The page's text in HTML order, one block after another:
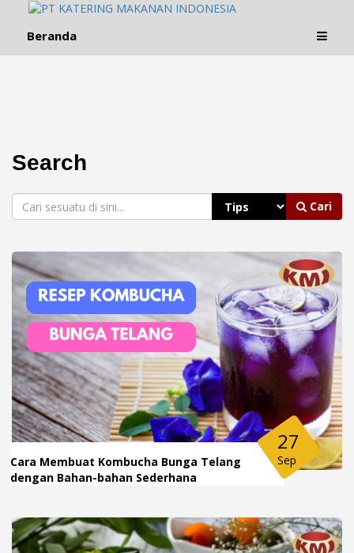
Beranda
Search
Cari
Cara Membuat Kombucha Bunga Telang
dengan Bahan-bahan Sederhana
27
Sep